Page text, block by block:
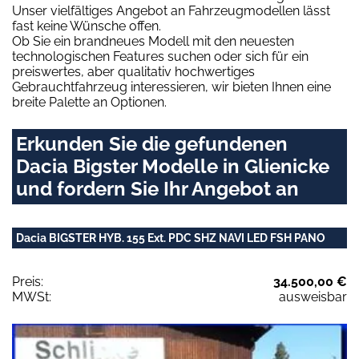
Unser vielfältiges Angebot an Fahrzeugmodellen lässt
fast keine Wünsche offen.
Ob Sie ein brandneues Modell mit den neuesten
technologischen Features suchen oder sich für ein
preiswertes, aber qualitativ hochwertiges
Gebrauchtfahrzeug interessieren, wir bieten Ihnen eine
breite Palette an Optionen.
Erkunden Sie die gefundenen
Dacia Bigster Modelle in Glienicke
und fordern Sie Ihr Angebot an
Dacia BIGSTER HYB. 155 Ext. PDC SHZ NAVI LED FSH PANO
Preis:
34.500,00 €
MWSt:
ausweisbar